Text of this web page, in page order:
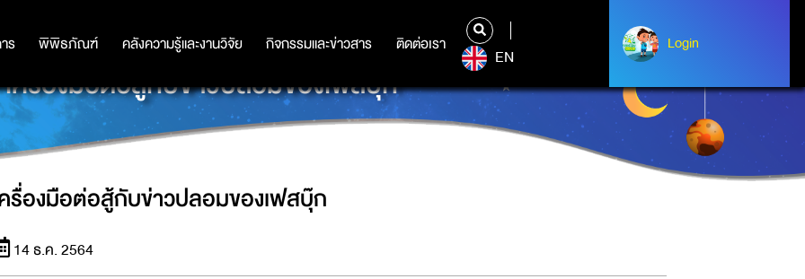
ร พิพิธภัณฑ์ คลังความรู้และงานวิจัย กิจกรรมและข่าวสาร ติดต่อเรา
ร พิพิธภัณฑ์ คลังความรู้และงานวิจัย กิจกรรมและข่าวสาร ติดต่อเรา
EN
Login
Login
เครื่องมือต่อสู้กับข่าวปลอมของเฟสบุ๊ก
รื่องมือต่อสู้กับข่าวปลอมของเฟสบุ๊ก
14 ธ.ค. 2564